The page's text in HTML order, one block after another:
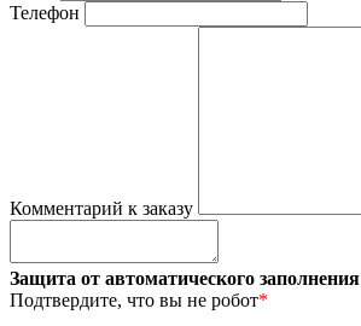
Телефон
Комментарий к заказу
Защита от автоматического заполнения
Подтвердите, что вы не робот*